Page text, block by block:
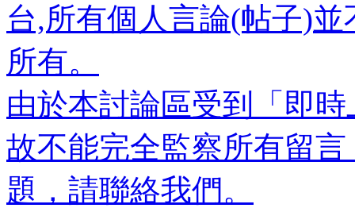
台,所有個人言論(帖子)
所有。
由於本討論區受到「即
故不能完全監察所有留
題，請聯絡我們。